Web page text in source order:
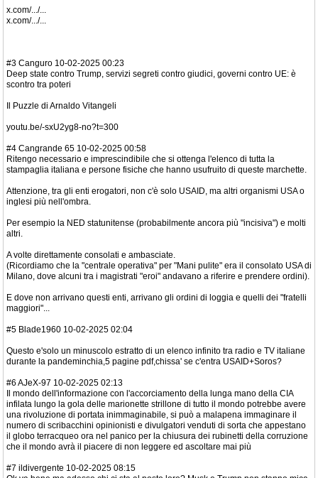
x.com/.../...
x.com/.../...
#3 Canguro 10-02-2025 00:23
Deep state contro Trump, servizi segreti contro giudici, governi contro UE: è
scontro tra poteri
Il Puzzle di Arnaldo Vitangeli
youtu.be/-sxU2yg8-no?t=300
#4 Cangrande 65 10-02-2025 00:58
Ritengo necessario e imprescindibile che si ottenga l'elenco di tutta la
stampaglia italiana e persone fisiche che hanno usufruito di queste marchette.
Attenzione, tra gli enti erogatori, non c'è solo USAID, ma altri organismi USA o
inglesi più nell'ombra.
Per esempio la NED statunitense (probabilmente ancora più "incisiva") e molti
altri.
A volte direttamente consolati e ambasciate.
(Ricordiamo che la "centrale operativa" per "Mani pulite" era il consolato USA di
Milano, dove alcuni tra i magistrati "eroi" andavano a riferire e prendere ordini).
E dove non arrivano questi enti, arrivano gli ordini di loggia e quelli dei "fratelli
maggiori"...
#5 Blade1960 10-02-2025 02:04
Questo e'solo un minuscolo estratto di un elenco infinito tra radio e TV italiane
durante la pandeminchia,5 pagine pdf,chissa' se c'entra USAID+Soros?
#6 AJeX-97 10-02-2025 02:13
Il mondo dell'informazione con l'accorciamento della lunga mano della CIA
infilata lungo la gola delle marionette strillone di tutto il mondo potrebbe avere
una rivoluzione di portata inimmaginabile, si può a malapena immaginare il
numero di scribacchini opinionisti e divulgatori venduti di sorta che appestano
il globo terracqueo ora nel panico per la chiusura dei rubinetti della corruzione
che il mondo avrà il piacere di non leggere ed ascoltare mai più
#7 ildivergente 10-02-2025 08:15